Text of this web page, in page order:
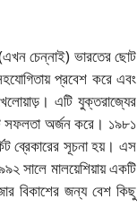
চেন্নাই) ভারতের ছোট
প্রবেশ করে এবং
এটি যুক্তরাজ্যের
সফলতা অর্জন করে। ১৯৮১
ব্রেকারের সূচনা হয়। এস
সালে মালয়েশিয়ায় একটি
বিকাশের জন্য বেশ কিছু